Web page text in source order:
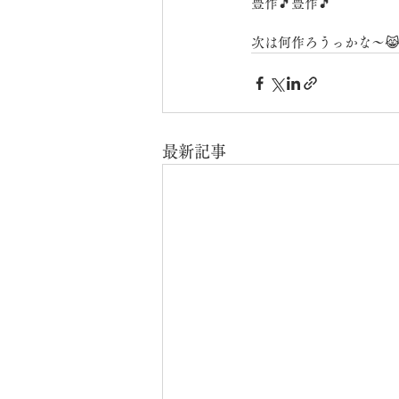
豊作🎵豊作🎵
次は何作ろうっかな〜
最新記事